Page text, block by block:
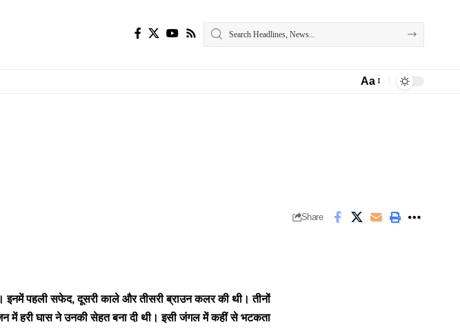
Aa
Share
इनमें पहली सफेद, दूसरी काले और तीसरी ब्राउन कलर की थी। तीनों
में हरी घास ने उनकी सेहत बना दी थी। इसी जंगल में कहीं से भटकता